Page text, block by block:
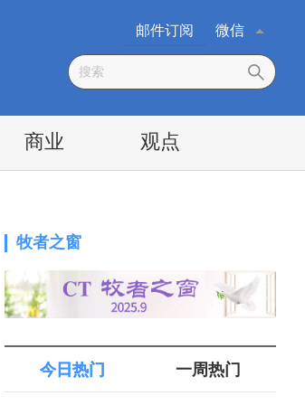
微信
邮件订阅
商业 观点
牧者之窗
今日热门 一周热门